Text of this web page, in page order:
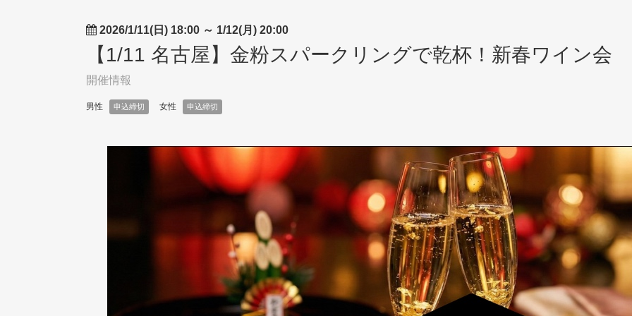
2026/1/11(日) 18:00 ～ 1/12(月) 20:00
【1/11 名古屋】金粉スパークリングで乾杯！新春ワイン会
開催情報
男性 申込締切 女性 申込締切